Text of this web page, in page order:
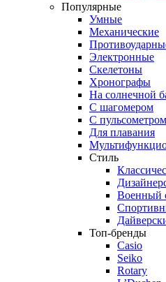
Популярные
Умные
Механические
Электронные
Скелетоны
Хронографы
На солнечной
С шагомером
С пульсометром
Для плавания
Стиль
Военный
Топ-бренды
Casio
Seiko
Rotary